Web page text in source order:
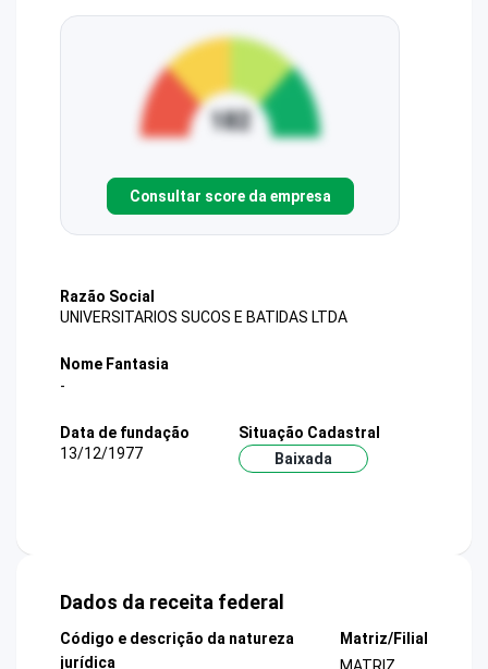
Consultar score da empresa
Razão Social
UNIVERSITARIOS SUCOS E BATIDAS LTDA
Nome Fantasia
-
Data de fundação
13/12/1977
Situação Cadastral
Baixada
Dados da receita federal
Código e descrição da natureza
jurídica
Matriz/Filial